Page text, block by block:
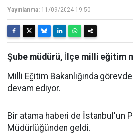
Yayınlanma: 11/09/2024 19:50
Şube müdürü, İlçe milli eğitim
Milli Eğitim Bakanlığında
devam ediyor.
Bir atama haberi de İstanbul'un
Müdürlüğünden geldi.